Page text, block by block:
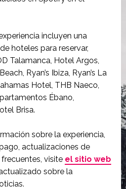
incluyen una
hoteles para reservar,
Talamanca, Hotel Argos,
Ryan’s Ibiza, Ryan’s La
Hotel, THB Naeco,
Ébano,
Brisa.
sobre la experiencia,
actualizaciones de
visite el sitio web
sobre la